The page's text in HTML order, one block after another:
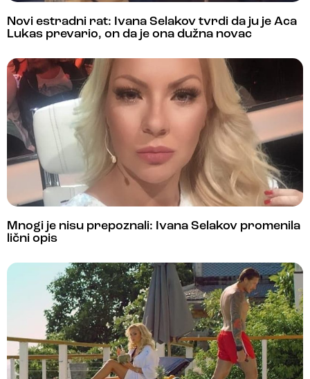
Novi estradni rat: Ivana Selakov tvrdi da ju je Aca
Lukas prevario, on da je ona dužna novac
Mnogi je nisu prepoznali: Ivana Selakov promenila
lični opis